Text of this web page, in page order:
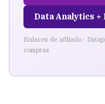
Data Analytics
Enlaces de afiliado ·
compras